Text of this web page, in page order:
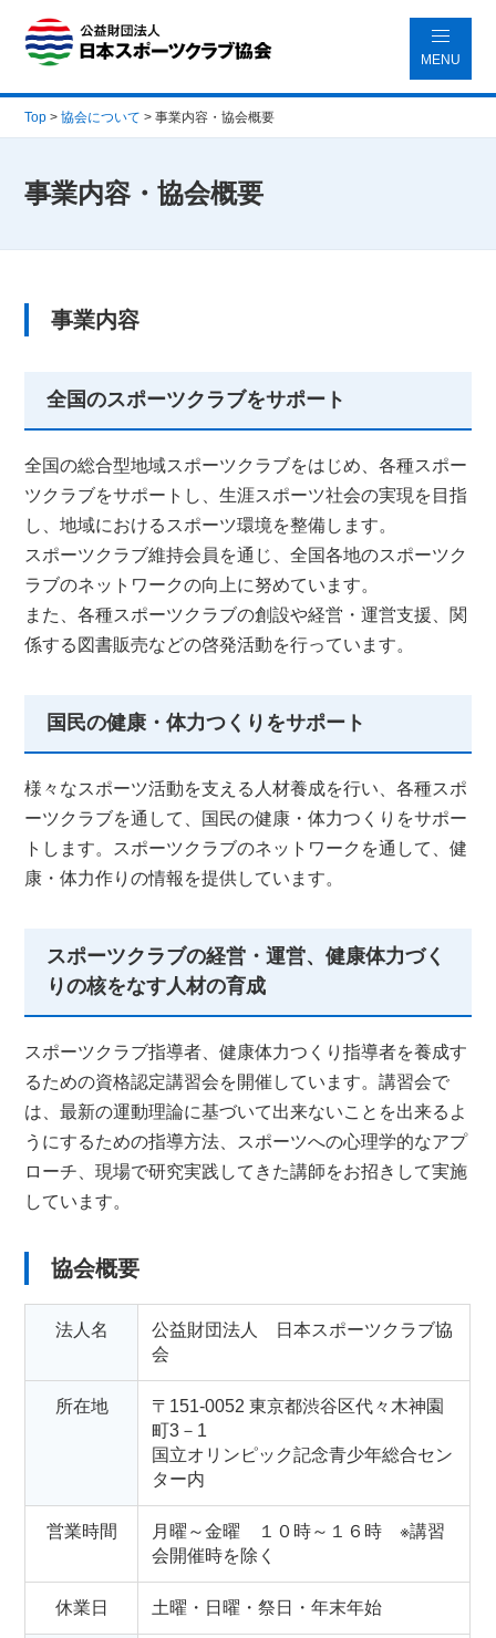
MENU
Top >協会について >事業内容・協会概要
事業内容・協会概要
事業内容
全国のスポーツクラブをサポート
全国の総合型地域スポーツクラブをはじめ、各種スポー
ツクラブをサポートし、生涯スポーツ社会の実現を目指
し、地域におけるスポーツ環境を整備します。
スポーツクラブ維持会員を通じ、全国各地のスポーツク
ラブのネットワークの向上に努めています。
また、各種スポーツクラブの創設や経営・運営支援、関
係する図書販売などの啓発活動を行っています。
国民の健康・体力つくりをサポート
様々なスポーツ活動を支える人材養成を行い、各種スポ
ーツクラブを通して、国民の健康・体力つくりをサポー
トします。スポーツクラブのネットワークを通して、健
康・体力作りの情報を提供しています。
スポーツクラブの経営・運営、健康体力づく
りの核をなす人材の育成
スポーツクラブ指導者、健康体力つくり指導者を養成す
るための資格認定講習会を開催しています。講習会で
は、最新の運動理論に基づいて出来ないことを出来るよ
うにするための指導方法、スポーツへの心理学的なアプ
ローチ、現場で研究実践してきた講師をお招きして実施
しています。
協会概要
法人名
公益財団法人 日本スポーツクラブ協
会
所在地
〒151-0052 東京都渋谷区代々木神園
町3－1
国立オリンピック記念青少年総合セン
ター内
営業時間
月曜～金曜 １０時～１６時 ※講習
会開催時を除く
休業日 土曜・日曜・祭日・年末年始